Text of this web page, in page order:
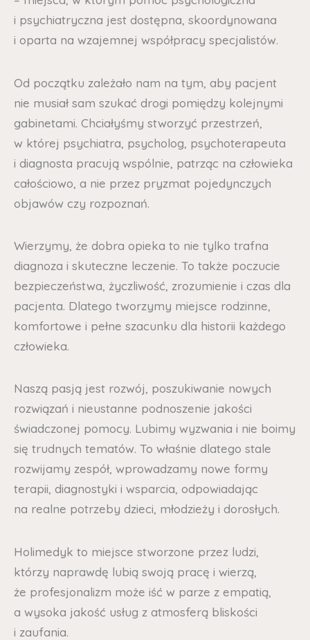
i psychiatryczna jest dostępna, skoordynowana
i oparta na wzajemnej współpracy specjalistów.
Od początku zależało nam na tym, aby pacjent
nie musiał sam szukać drogi pomiędzy kolejnymi
gabinetami. Chciałyśmy stworzyć przestrzeń,
w której psychiatra, psycholog, psychoterapeuta
i diagnosta pracują wspólnie, patrząc na człowieka
całościowo, a nie przez pryzmat pojedynczych
objawów czy rozpoznań.
Wierzymy, że dobra opieka to nie tylko trafna
diagnoza i skuteczne leczenie. To także poczucie
bezpieczeństwa, życzliwość, zrozumienie i czas dla
pacjenta. Dlatego tworzymy miejsce rodzinne,
komfortowe i pełne szacunku dla historii każdego
człowieka.
Naszą pasją jest rozwój, poszukiwanie nowych
rozwiązań i nieustanne podnoszenie jakości
świadczonej pomocy. Lubimy wyzwania i nie boimy
się trudnych tematów. To właśnie dlatego stale
rozwijamy zespół, wprowadzamy nowe formy
terapii, diagnostyki i wsparcia, odpowiadając
na realne potrzeby dzieci, młodzieży i dorosłych.
Holimedyk to miejsce stworzone przez ludzi,
którzy naprawdę lubią swoją pracę i wierzą,
że profesjonalizm może iść w parze z empatią,
a wysoka jakość usług z atmosferą bliskości
i zaufania.